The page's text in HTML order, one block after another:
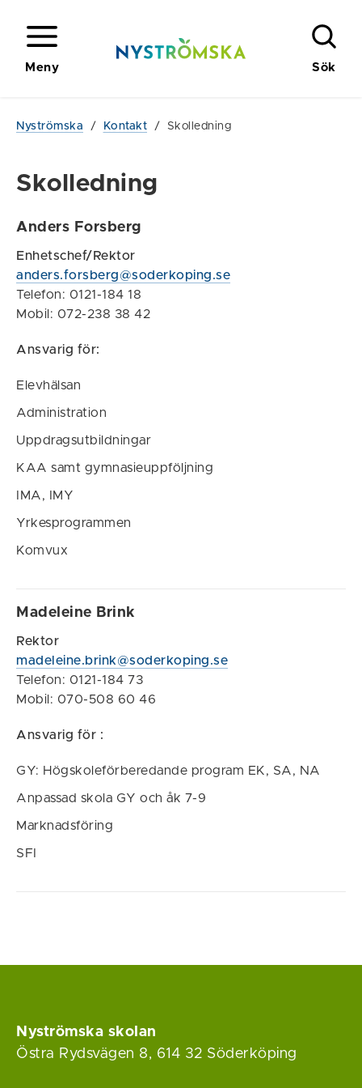
Meny Sök
Nyströmska / Kontakt / Skolledning
Skolledning
Anders Forsberg
Enhetschef/Rektor
anders.forsberg@soderkoping.se
Telefon: 0121-184 18
Mobil: 072-238 38 42
Ansvarig för:
Elevhälsan
Administration
Uppdragsutbildningar
KAA samt gymnasieuppföljning
IMA, IMY
Yrkesprogrammen
Komvux
Madeleine Brink
Rektor
madeleine.brink@soderkoping.se
Telefon: 0121-184 73
Mobil: 070-508 60 46
Ansvarig för :
GY: Högskoleförberedande program EK, SA, NA
Anpassad skola GY och åk 7-9
Marknadsföring
SFI
Nyströmska skolan
Östra Rydsvägen 8, 614 32 Söderköping